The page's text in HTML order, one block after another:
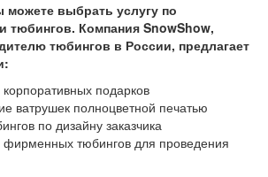
можете выбрать услугу по
тюбингов. Компания SnowShow,
тюбингов в России, предлагает
корпоративных подарков
ватрушек полноцветной печатью
по дизайну заказчика
фирменных тюбингов для проведения